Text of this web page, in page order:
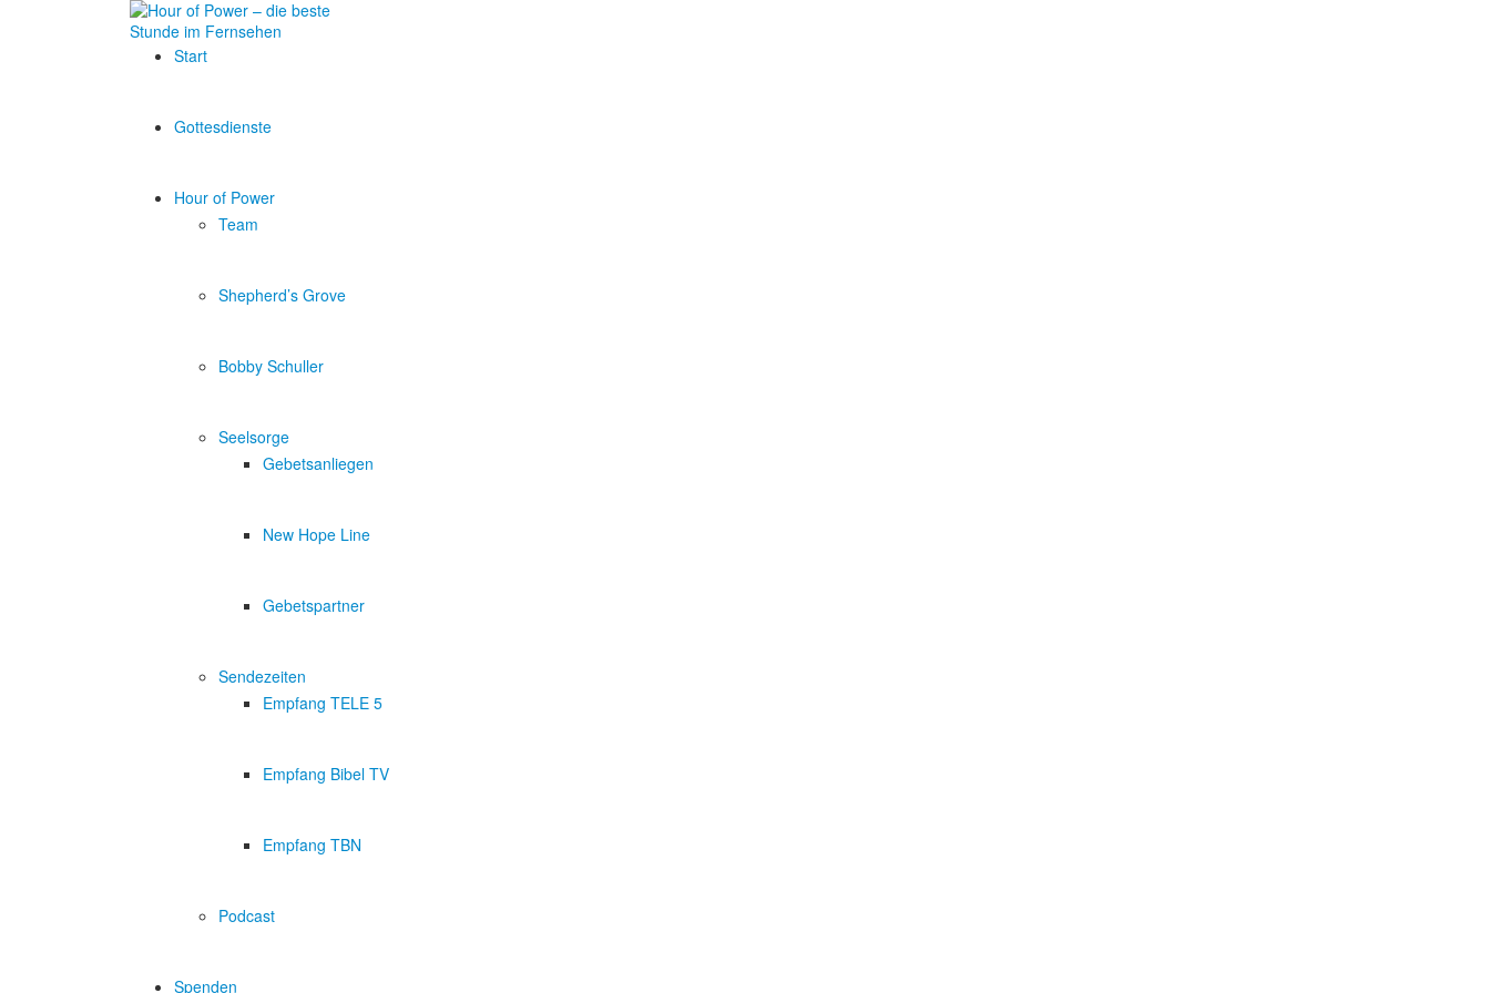
Start
Gottesdienste
Hour of Power
Team
Shepherd’s Grove
Bobby Schuller
Seelsorge
Gebetsanliegen
New Hope Line
Gebetspartner
Sendezeiten
Empfang TELE 5
Empfang Bibel TV
Empfang TBN
Podcast
Spenden